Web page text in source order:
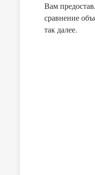
Вам
сравнение
так далее.